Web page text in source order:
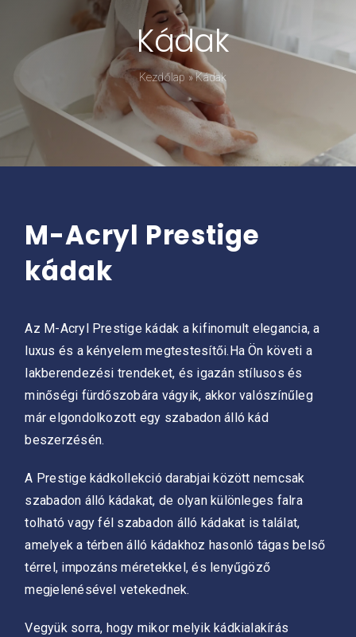
Kádpróba
Prestige-ről
Kapcsolat
Kádak
Kezdőlap»Kádak
M-Acryl Prestige
kádak
Az M-Acryl Prestige kádak a kifinomult elegancia, a
luxus és a kényelem megtestesítői.Ha Ön követi a
lakberendezési trendeket, és igazán stílusos és
minőségi fürdőszobára vágyik, akkor valószínűleg
már elgondolkozott egy szabadon álló kád
beszerzésén.
A Prestige kádkollekció darabjai között nemcsak
szabadon álló kádakat, de olyan különleges falra
tolható vagy fél szabadon álló kádakat is találat,
amelyek a térben álló kádakhoz hasonló tágas belső
térrel, impozáns méretekkel, és lenyűgöző
megjelenésével vetekednek.
Vegyük sorra, hogy mikor melyik kádkialakírás